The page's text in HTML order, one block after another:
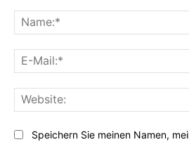
Speichern Sie meinen Namen,